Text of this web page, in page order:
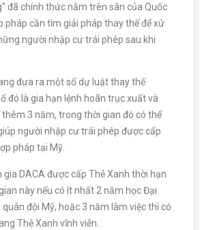
đã chính thức nằm trên sân của Quốc
pháp cần tìm giải pháp thay thế để xử
người nhập cư trái phép sau khi
đưa ra một số dự luật thay thế
đó là gia hạn lệnh hoãn trục xuất và
thêm 3 năm, trong thời gian đó có thể
người nhập cư trái phép được cấp
pháp tại Mỹ.
DACA được cấp Thẻ Xanh thời hạn
này nếu có ít nhất 2 năm học Đại
đội Mỹ, hoặc 3 năm làm việc thì có
Thẻ Xanh vĩnh viễn.